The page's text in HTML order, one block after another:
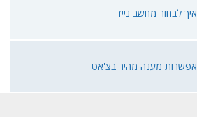
איך לבחור מחשב נייד
אפשרות מענה מהיר בצ'אט